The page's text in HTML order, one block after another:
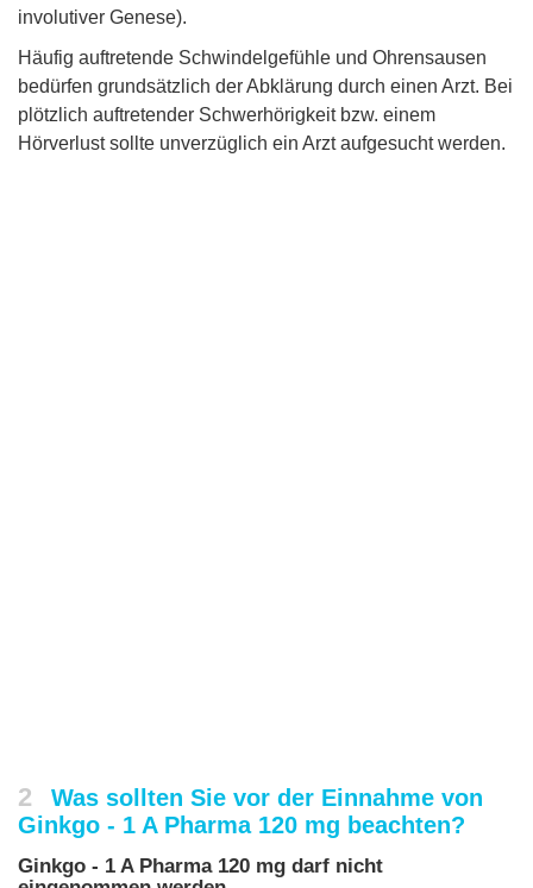
involutiver Genese).
Häufig auftretende Schwindelgefühle und Ohrensausen
bedürfen grundsätzlich der Abklärung durch einen Arzt. Bei
plötzlich auftretender Schwerhörigkeit bzw. einem
Hörverlust sollte unverzüglich ein Arzt aufgesucht werden.
2
Was sollten Sie vor der Einnahme von
Ginkgo - 1 A Pharma 120 mg beachten?
Ginkgo - 1 A Pharma 120 mg darf nicht